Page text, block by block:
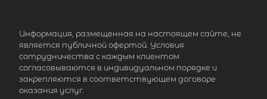
Информация, размещенная на настоящем сайте, не
является публичной офертой. Условия
сотрудничества с каждым клиентом
согласовываются в индивидуальном порядке и
закрепляются в соответствующем договоре
оказания услуг.